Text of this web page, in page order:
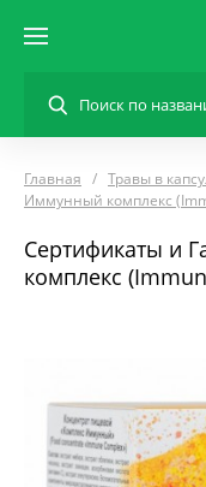
Главная
Травы в
Иммунный комплекс
Сертификаты и
комплекс